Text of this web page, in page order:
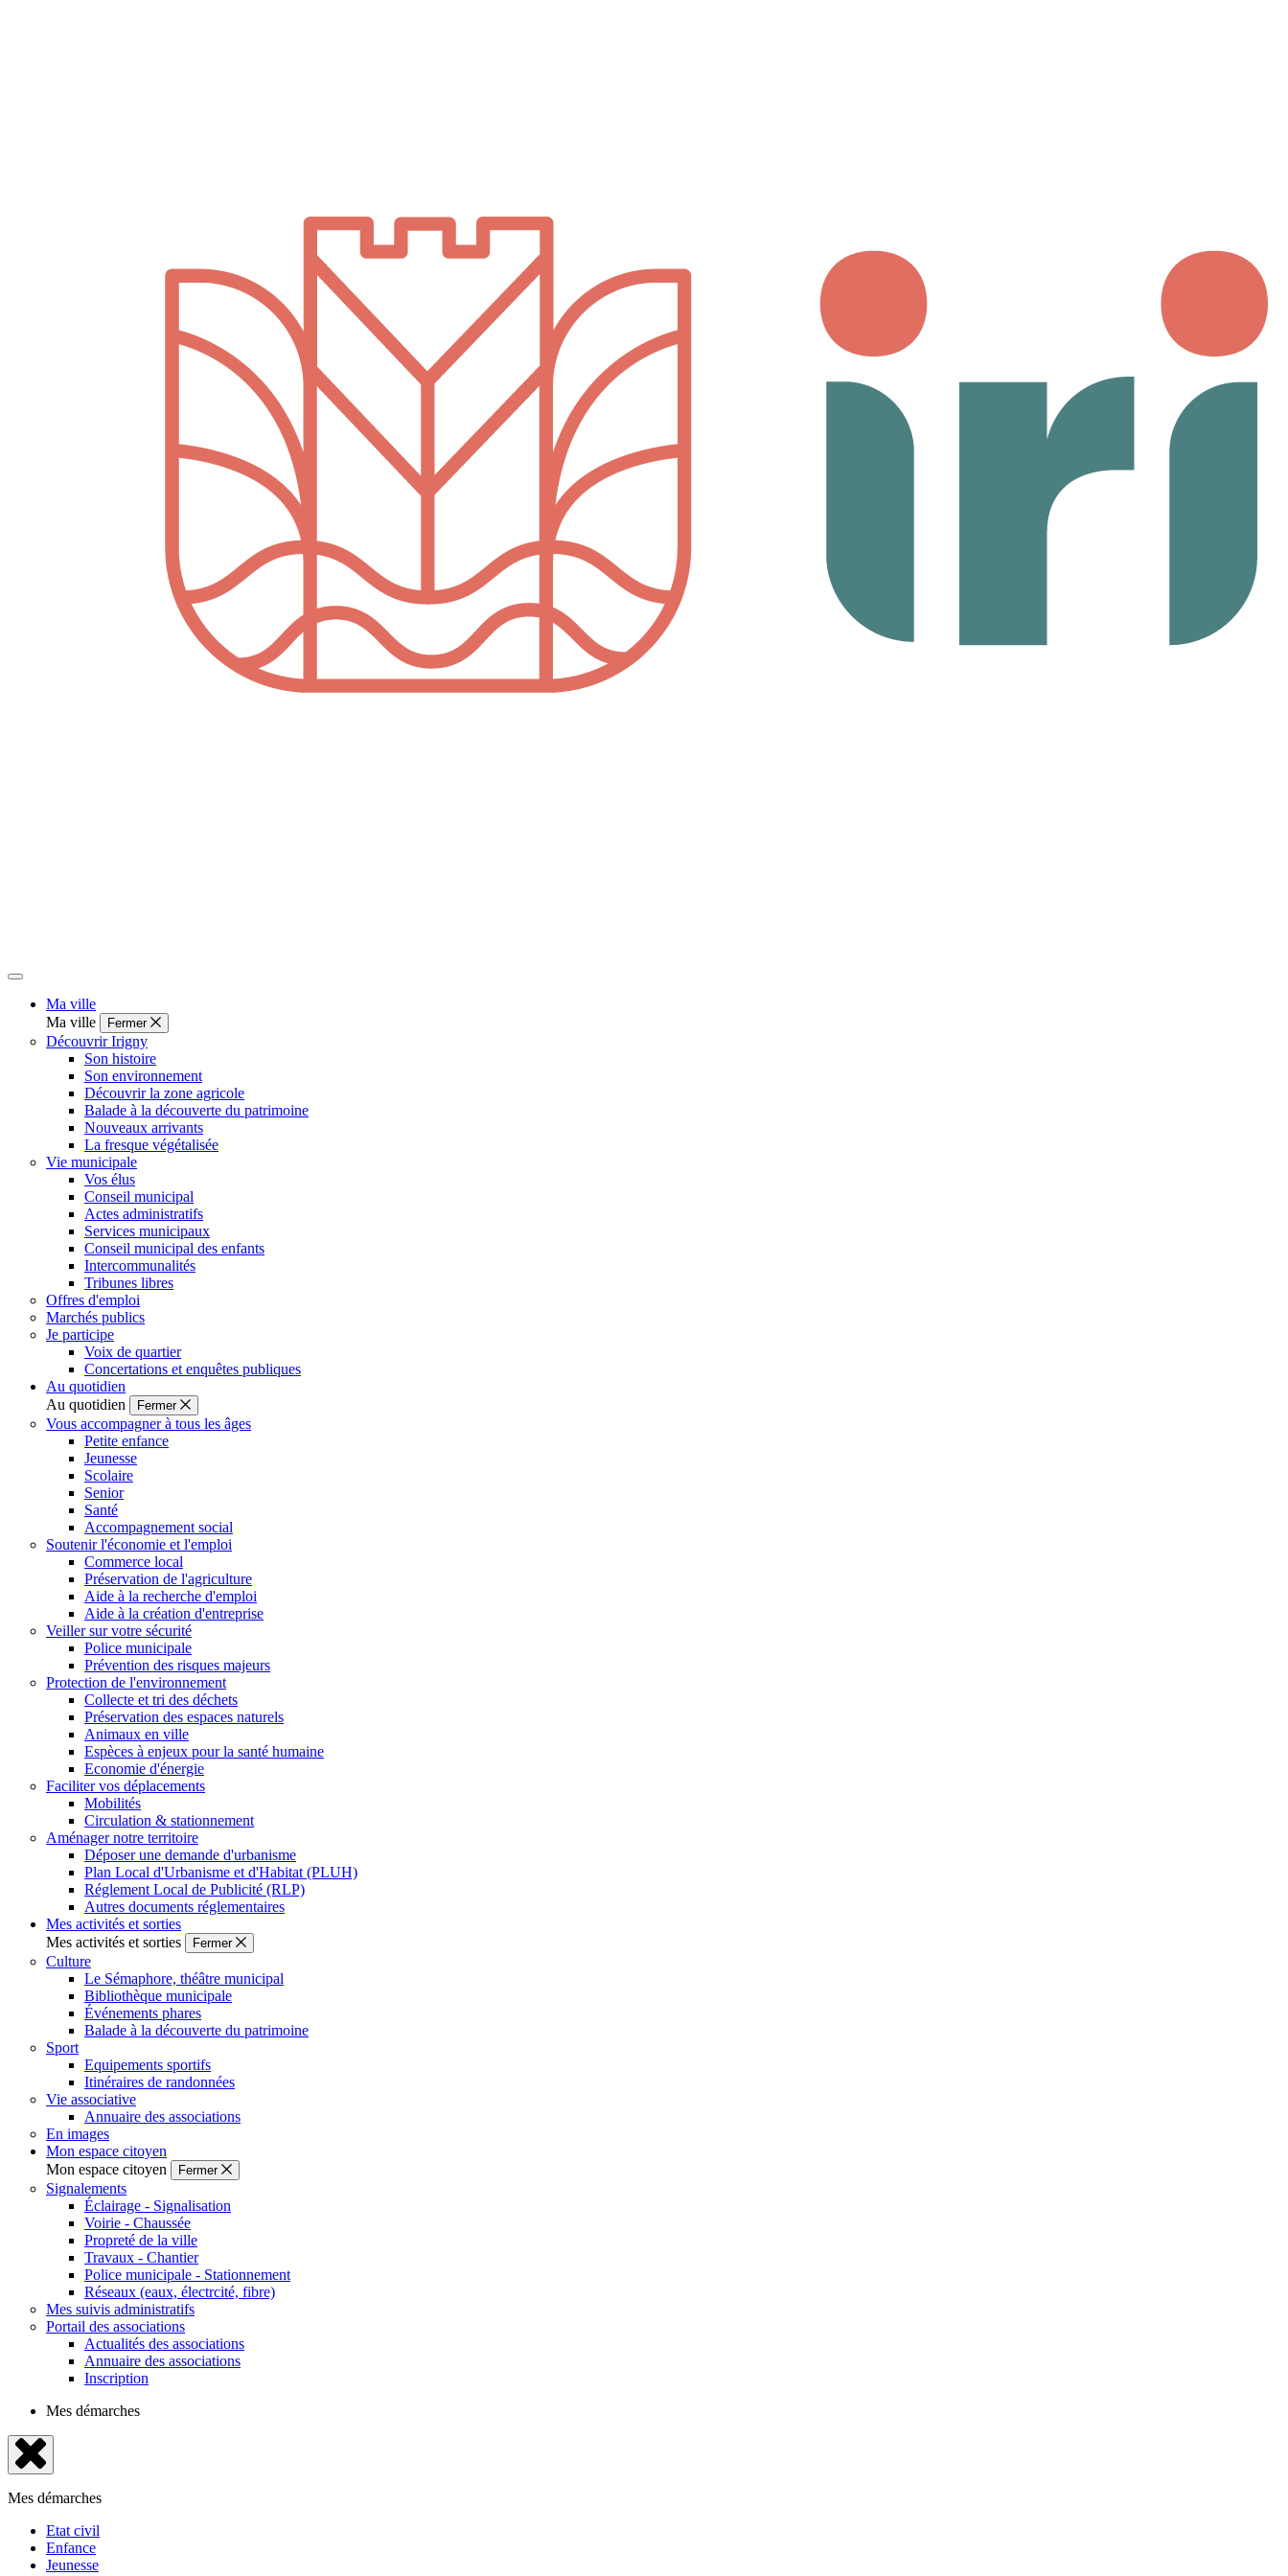
Ma ville
Ma ville
Fermer
Découvrir Irigny
Son histoire
Son environnement
Découvrir la zone agricole
Balade à la découverte du patrimoine
Nouveaux arrivants
La fresque végétalisée
Vie municipale
Vos élus
Conseil municipal
Actes administratifs
Services municipaux
Conseil municipal des enfants
Intercommunalités
Tribunes libres
Offres d'emploi
Marchés publics
Je participe
Voix de quartier
Concertations et enquêtes publiques
Au quotidien
Au quotidien
Fermer
Vous accompagner à tous les âges
Petite enfance
Jeunesse
Scolaire
Senior
Santé
Accompagnement social
Soutenir l'économie et l'emploi
Commerce local
Préservation de l'agriculture
Aide à la recherche d'emploi
Aide à la création d'entreprise
Veiller sur votre sécurité
Police municipale
Prévention des risques majeurs
Protection de l'environnement
Collecte et tri des déchets
Préservation des espaces naturels
Animaux en ville
Espèces à enjeux pour la santé humaine
Economie d'énergie
Faciliter vos déplacements
Mobilités
Circulation & stationnement
Aménager notre territoire
Déposer une demande d'urbanisme
Plan Local d'Urbanisme et d'Habitat (PLUH)
Réglement Local de Publicité (RLP)
Autres documents réglementaires
Mes activités et sorties
Mes activités et sorties
Fermer
Culture
Le Sémaphore, théâtre municipal
Bibliothèque municipale
Événements phares
Balade à la découverte du patrimoine
Sport
Equipements sportifs
Itinéraires de randonnées
Vie associative
Annuaire des associations
En images
Mon espace citoyen
Mon espace citoyen
Fermer
Signalements
Éclairage - Signalisation
Voirie - Chaussée
Propreté de la ville
Travaux - Chantier
Police municipale - Stationnement
Réseaux (eaux, électrcité, fibre)
Mes suivis administratifs
Portail des associations
Actualités des associations
Annuaire des associations
Inscription
Mes démarches
Fermer
le
menu
Mes démarches
Etat civil
Enfance
Jeunesse